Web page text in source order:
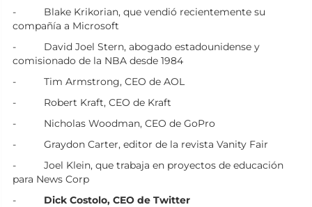
- Blake Krikorian, que vendió recientemente su
compañía a Microsoft
- David Joel Stern, abogado estadounidense y
comisionado de la NBA desde 1984
- Tim Armstrong, CEO de AOL
- Robert Kraft, CEO de Kraft
- Nicholas Woodman, CEO de GoPro
- Graydon Carter, editor de la revista Vanity Fair
- Joel Klein, que trabaja en proyectos de educación
para News Corp
- Dick Costolo, CEO de Twitter